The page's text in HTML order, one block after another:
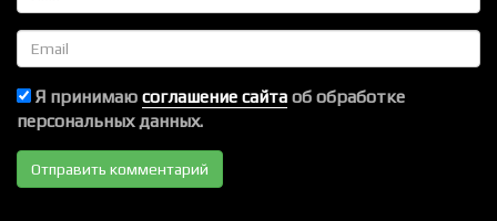
Email
Я принимаю соглашение сайта об обработке
персональных данных.